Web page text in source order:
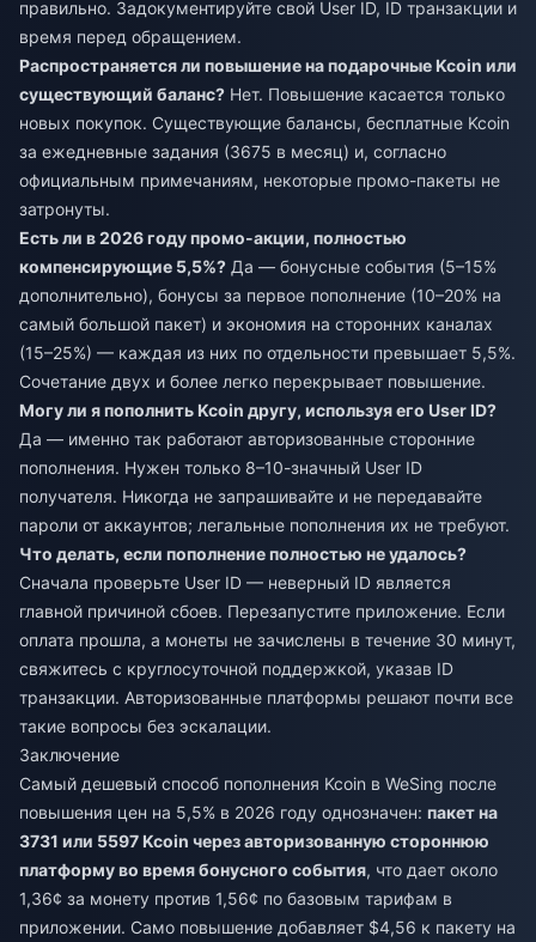
правильно. Задокументируйте свой User ID, ID транзакции и
время перед обращением.
Распространяется ли повышение на подарочные Kcoin или
существующий баланс? Нет. Повышение касается только
новых покупок. Существующие балансы, бесплатные Kcoin
за ежедневные задания (3675 в месяц) и, согласно
официальным примечаниям, некоторые промо-пакеты не
затронуты.
Есть ли в 2026 году промо-акции, полностью
компенсирующие 5,5%? Да — бонусные события (5–15%
дополнительно), бонусы за первое пополнение (10–20% на
самый большой пакет) и экономия на сторонних каналах
(15–25%) — каждая из них по отдельности превышает 5,5%.
Сочетание двух и более легко перекрывает повышение.
Могу ли я пополнить Kcoin другу, используя его User ID?
Да — именно так работают авторизованные сторонние
пополнения. Нужен только 8–10-значный User ID
получателя. Никогда не запрашивайте и не передавайте
пароли от аккаунтов; легальные пополнения их не требуют.
Что делать, если пополнение полностью не удалось?
Сначала проверьте User ID — неверный ID является
главной причиной сбоев. Перезапустите приложение. Если
оплата прошла, а монеты не зачислены в течение 30 минут,
свяжитесь с круглосуточной поддержкой, указав ID
транзакции. Авторизованные платформы решают почти все
такие вопросы без эскалации.
Заключение
Самый дешевый способ пополнения Kcoin в WeSing после
повышения цен на 5,5% в 2026 году однозначен: пакет на
3731 или 5597 Kcoin через авторизованную стороннюю
платформу во время бонусного события, что дает около
1,36¢ за монету против 1,56¢ по базовым тарифам в
приложении. Само повышение добавляет $4,56 к пакету на